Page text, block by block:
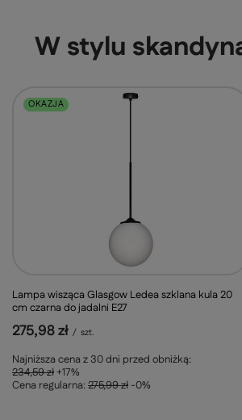
W stylu
OKAZJA
Lampa wisząca Glasgow Ledea szklana kula 20
cm czarna do jadalni E27
275,98 zł / szt.
Najniższa cena z 30 dni przed obniżką:
234,59 zł+17%
Cena regularna: 275,99 zł-0%